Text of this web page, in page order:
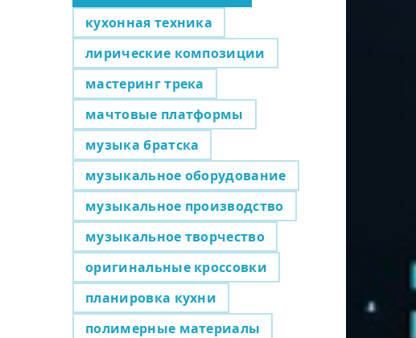
кухонная техника
лирические композиции
мастеринг трека
мачтовые платформы
музыка братска
музыкальное оборудование
музыкальное производство
музыкальное творчество
оригинальные кроссовки
планировка кухни
полимерные материалы